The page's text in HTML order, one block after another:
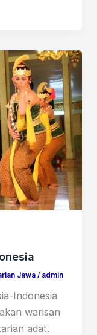
Jawa/ admin
Indonesia
warisan
adat.